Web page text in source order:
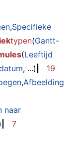
,Specifieke
typen(Gantt-
(Leeftijd
, ...)
19
,Afbeelding
naar
7